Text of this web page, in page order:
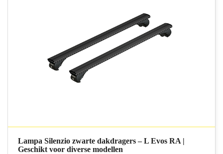
Lampa Silenzio zwarte dakdragers – L Evos RA |
Geschikt voor diverse modellen